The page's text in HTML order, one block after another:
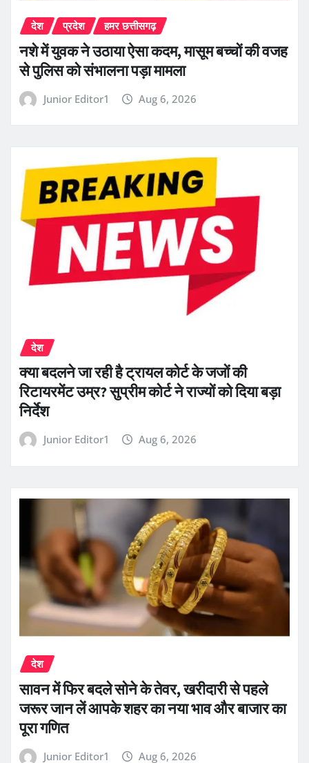
देश प्रदेश हमर छत्तीसगढ़
नशे में युवक ने उठाया ऐसा कदम, मासूम बच्चों की वजह
से पुलिस को संभालना पड़ा मामला
Junior Editor1 Aug 6, 2026
देश
क्या बदलने जा रही है ट्रायल कोर्ट के जजों की
रिटायरमेंट उम्र? सुप्रीम कोर्ट ने राज्यों को दिया बड़ा
निर्देश
Junior Editor1 Aug 6, 2026
देश
सावन में फिर बदले सोने के तेवर, खरीदारी से पहले
जरूर जान लें आपके शहर का नया भाव और बाजार का
पूरा गणित
Junior Editor1 Aug 6, 2026